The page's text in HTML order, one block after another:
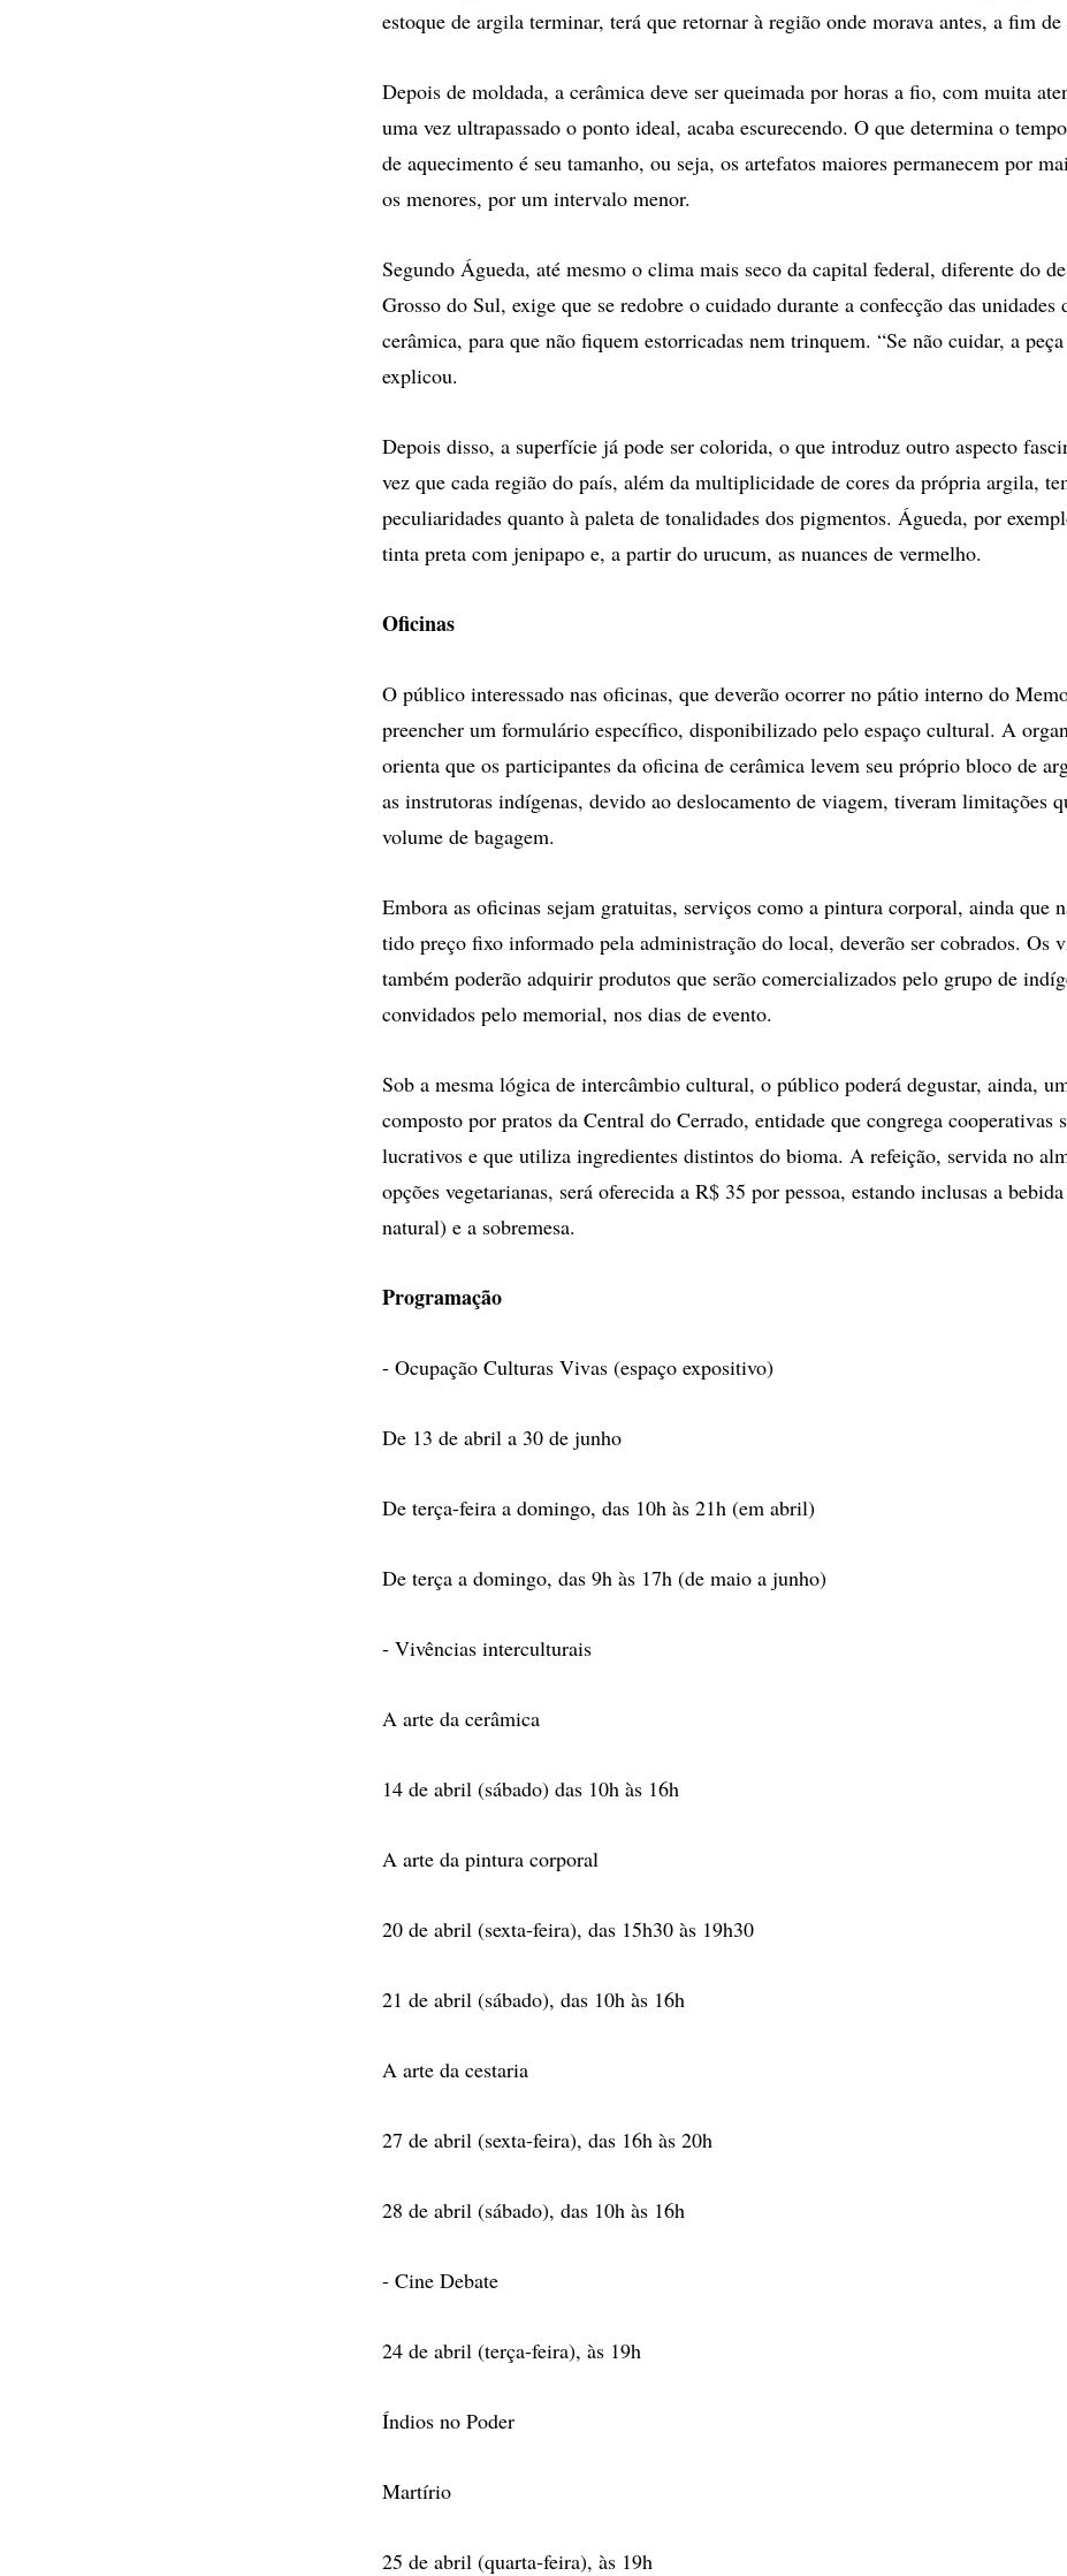
estoque de argila terminar, terá que retornar à região onde morava antes, a fim
Depois de moldada, a cerâmica deve ser queimada por horas a fio, com muita
uma vez ultrapassado o ponto ideal, acaba escurecendo. O que determina o
de aquecimento é seu tamanho, ou seja, os artefatos maiores permanecem por
os menores, por um intervalo menor.
Segundo Águeda, até mesmo o clima mais seco da capital federal, diferente do
Grosso do Sul, exige que se redobre o cuidado durante a confecção das unidades
cerâmica, para que não fiquem estorricadas nem trinquem. “Se não cuidar, a
explicou.
Depois disso, a superfície já pode ser colorida, o que introduz outro aspecto
vez que cada região do país, além da multiplicidade de cores da própria argila,
peculiaridades quanto à paleta de tonalidades dos pigmentos. Águeda, por
tinta preta com jenipapo e, a partir do urucum, as nuances de vermelho.
Oficinas
O público interessado nas oficinas, que deverão ocorrer no pátio interno do
preencher um formulário específico, disponibilizado pelo espaço cultural. A
orienta que os participantes da oficina de cerâmica levem seu próprio bloco de
as instrutoras indígenas, devido ao deslocamento de viagem, tiveram limitações
volume de bagagem.
Embora as oficinas sejam gratuitas, serviços como a pintura corporal, ainda que
tido preço fixo informado pela administração do local, deverão ser cobrados. Os
também poderão adquirir produtos que serão comercializados pelo grupo de
convidados pelo memorial, nos dias de evento.
Sob a mesma lógica de intercâmbio cultural, o público poderá degustar, ainda,
composto por pratos da Central do Cerrado, entidade que congrega cooperativas
lucrativos e que utiliza ingredientes distintos do bioma. A refeição, servida no
opções vegetarianas, será oferecida a R$ 35 por pessoa, estando inclusas a
natural) e a sobremesa.
Programação
- Ocupação Culturas Vivas (espaço expositivo)
De 13 de abril a 30 de junho
De terça-feira a domingo, das 10h às 21h (em abril)
De terça a domingo, das 9h às 17h (de maio a junho)
- Vivências interculturais
A arte da cerâmica
14 de abril (sábado) das 10h às 16h
A arte da pintura corporal
20 de abril (sexta-feira), das 15h30 às 19h30
21 de abril (sábado), das 10h às 16h
A arte da cestaria
27 de abril (sexta-feira), das 16h às 20h
28 de abril (sábado), das 10h às 16h
- Cine Debate
24 de abril (terça-feira), às 19h
Índios no Poder
Martírio
25 de abril (quarta-feira), às 19h